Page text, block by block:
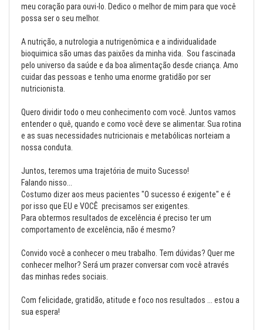
meu coração para ouvi-lo. Dedico o melhor de mim para que você
possa ser o seu melhor.
A nutrição, a nutrologia a nutrigenômica e a individualidade
bioquimica são umas das paixões da minha vida. Sou fascinada
pelo universo da saúde e da boa alimentação desde criança. Amo
cuidar das pessoas e tenho uma enorme gratidão por ser
nutricionista.
Quero dividir todo o meu conhecimento com você. Juntos vamos
entender o quê, quando e como você deve se alimentar. Sua rotina
e as suas necessidades nutricionais e metabólicas norteiam a
nossa conduta.
Juntos, teremos uma trajetória de muito Sucesso!
Falando nisso...
Costumo dizer aos meus pacientes "O sucesso é exigente" e é
por isso que EU e VOCÊ precisamos ser exigentes.
Para obtermos resultados de excelência é preciso ter um
comportamento de excelência, não é mesmo?
Convido você a conhecer o meu trabalho. Tem dúvidas? Quer me
conhecer melhor? Será um prazer conversar com você através
das minhas redes sociais.
Com felicidade, gratidão, atitude e foco nos resultados ... estou a
sua espera!